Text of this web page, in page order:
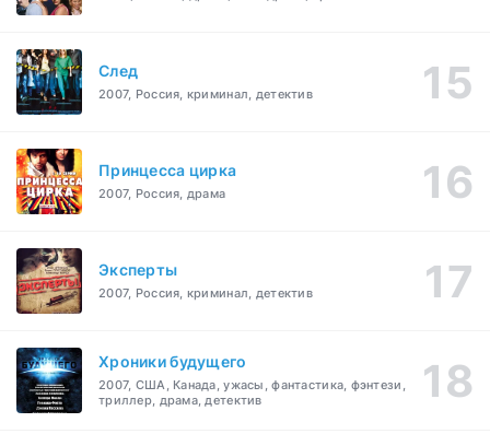
След
2007, Россия, криминал, детектив
Принцесса цирка
2007, Россия, драма
Эксперты
2007, Россия, криминал, детектив
Хроники будущего
2007, США, Канада, ужасы, фантастика, фэнтези,
триллер, драма, детектив